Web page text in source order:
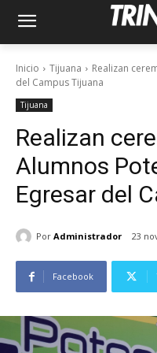
Inicio Tijuana
Realizan
del Campus Tijuana
Tijuana
Realizan
Alumnos
Egresar del
Por Administrador 23
Facebook